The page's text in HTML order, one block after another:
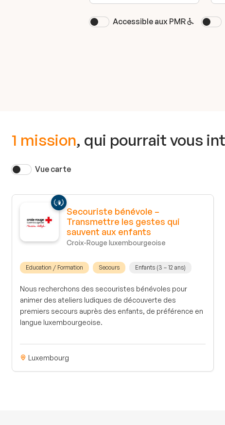
Accessible aux PMR
1 mission, qui pourrait vous
Vue carte
Secouriste bénévole –
Transmettre les gestes qui
sauvent aux enfants
Croix-Rouge luxembourgeoise
Education / Formation Secours Enfants (3 – 12 ans)
Nous recherchons des secouristes bénévoles pour
animer des ateliers ludiques de découverte des
premiers secours auprès des enfants, de préférence en
langue luxembourgeoise.
Luxembourg